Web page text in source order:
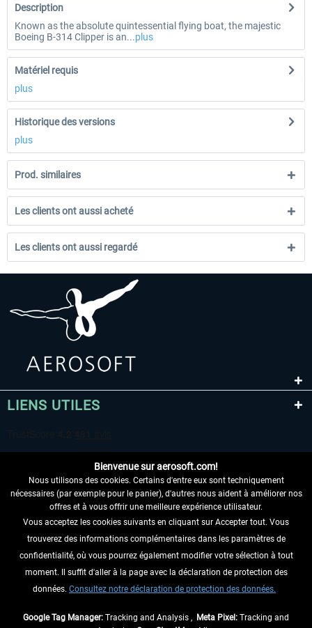
Description
Known as the absolute quintessential flying boat, the majestic
Boeing B-314 Clipper is an...plus
Matériel requis
plus
Historique des versions
plus
Prod. similaires
Les clients ont aussi acheté
Les clients ont aussi regardé
LIENS UTILES
RENONCER AU CONTRAT ICI
INFORMATIONS
NE MANQUEZ PAS LES DERNIÈRES
Bienvenue sur aerosoft.com!
Nous utilisons des cookies. Certains d'entre eux sont techniquement
nécessaires (par exemple pour le panier), d'autres nous aident à améliorer nos
offres et à vous offrir une meilleure expérience utilisateur.
Vous acceptez les cookies suivants en cliquant sur Accepter tout. Vous
trouverez des informations complémentaires dans les paramètres de
confidentialité, où vous pourrez également modifier votre sélection à tout
moment. Il suffit d'aller à la page avec la déclaration de protection des
données. Consultez notre déclaration de protection des données.
Google Tag Manager: Tracking and Analysis , Meta Pixel: Tracking and